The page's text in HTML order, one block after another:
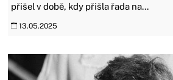
přišel v době, kdy přišla řada na...
13.05.2025